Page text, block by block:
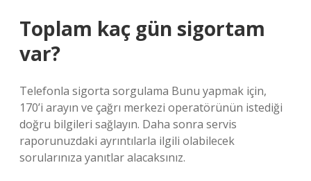
Toplam kaç gün sigortam
var?
Telefonla sigorta sorgulama Bunu yapmak için,
170’i arayın ve çağrı merkezi operatörünün istediği
doğru bilgileri sağlayın. Daha sonra servis
raporunuzdaki ayrıntılarla ilgili olabilecek
sorularınıza yanıtlar alacaksınız.